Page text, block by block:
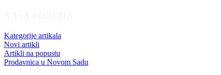
Kategorije artikala
Novi artikli
Artikli na popustu
Prodavnica u Novom Sadu